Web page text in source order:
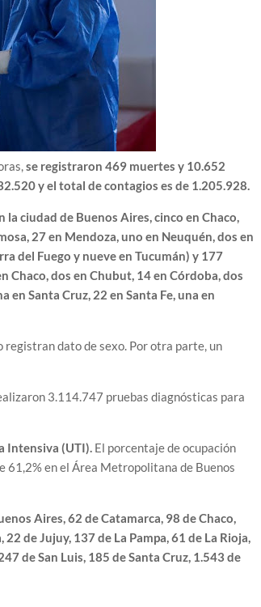
se registraron 469 muertes y 10.652
y el total de contagios es de 1.205.928.
ciudad de Buenos Aires, cinco en Chaco,
27 en Mendoza, uno en Neuquén, dos en
del Fuego y nueve en Tucumán) y 177
Chaco, dos en Chubut, 14 en Córdoba, dos
en Santa Cruz, 22 en Santa Fe, una en
registran dato de sexo. Por otra parte, un
3.114.747 pruebas diagnósticas para
Intensiva (UTI). El porcentaje de ocupación
61,2% en el Área Metropolitana de Buenos
Aires, 62 de Catamarca, 98 de Chaco,
de Jujuy, 137 de La Pampa, 61 de La Rioja,
de San Luis, 185 de Santa Cruz, 1.543 de